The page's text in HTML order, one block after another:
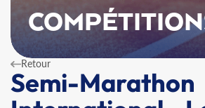
Retour
Semi-Marathon